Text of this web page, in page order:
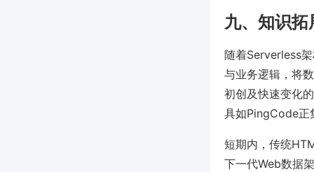
九、知识
随着Serverless
与业务逻辑，将
初创及快速变化
具如PingCode正
短期内，传统
下一代Web数据